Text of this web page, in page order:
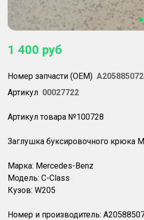
1 400 руб
Номер запчасти (OEM)
Артикул 00027722
Артикул товара №100728
Заглушка буксировочного крюка
Марка: Mercedes-Benz
Модель: C-Class
Кузов: W205
Номер и производитель: